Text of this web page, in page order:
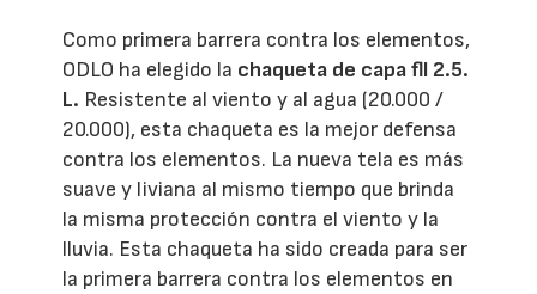
Como primera barrera contra los elementos,
ODLO ha elegido la chaqueta de capa flI 2.5.
L. Resistente al viento y al agua (20.000 /
20.000), esta chaqueta es la mejor defensa
contra los elementos. La nueva tela es más
suave y liviana al mismo tiempo que brinda
la misma protección contra el viento y la
lluvia. Esta chaqueta ha sido creada para ser
la primera barrera contra los elementos en